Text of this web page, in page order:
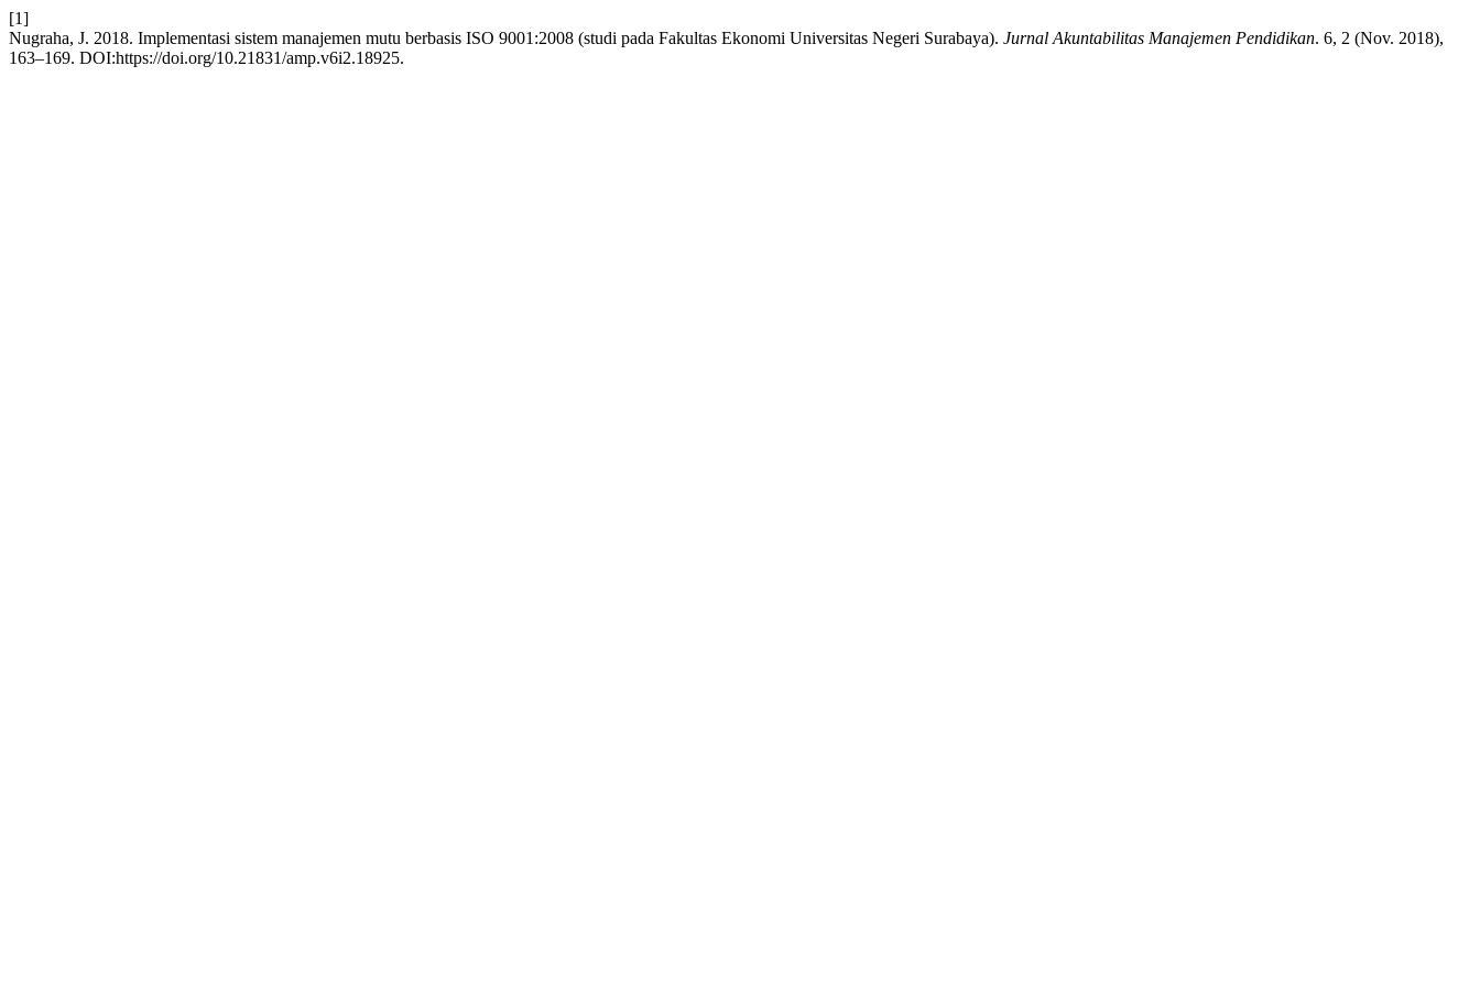
[1]
Nugraha, J. 2018. Implementasi sistem manajemen mutu berbasis ISO 9001:2008 (studi pada Fakultas Ekonomi Universitas Negeri Surabaya). Jurnal Akuntabilitas Manajemen Pendidikan. 6, 2 (Nov. 2018),
163–169. DOI:https://doi.org/10.21831/amp.v6i2.18925.